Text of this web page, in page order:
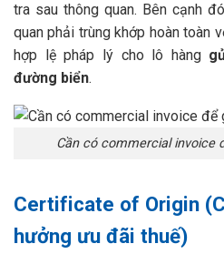
tra sau thông quan. Bên cạnh
quan phải trùng khớp hoàn toàn
hợp lệ pháp lý cho lô hàng
đường biển.
Cần có commercial invoice
Certificate of Origin
hưởng ưu đãi thuế)